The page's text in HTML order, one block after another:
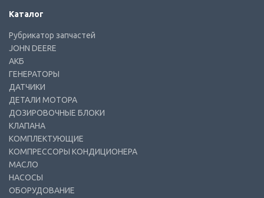
Каталог
Рубрикатор запчастей
JOHN DEERE
АКБ
ГЕНЕРАТОРЫ
ДАТЧИКИ
ДЕТАЛИ МОТОРА
ДОЗИРОВОЧНЫЕ БЛОКИ
КЛАПАНА
КОМПЛЕКТУЮЩИЕ
КОМПРЕССОРЫ КОНДИЦИОНЕРА
МАСЛО
НАСОСЫ
ОБОРУДОВАНИЕ